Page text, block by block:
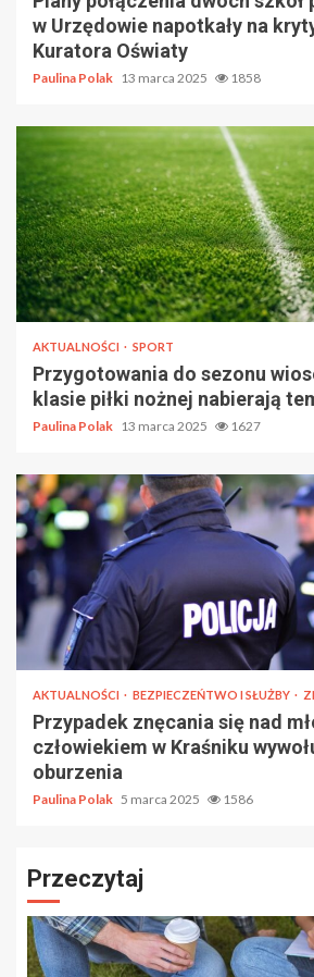
w Urzędowie napotkały na
Kuratora Oświaty
Paulina Polak 13 marca 2025 1858
AKTUALNOŚCI SPORT
Przygotowania do sezonu
klasie piłki nożnej nabierają
Paulina Polak 13 marca 2025 1627
AKTUALNOŚCI BEZPIECZEŃTWO I SŁUŻBY
Przypadek znęcania się nad
człowiekiem w Kraśniku
oburzenia
Paulina Polak 5 marca 2025 1586
Przeczytaj